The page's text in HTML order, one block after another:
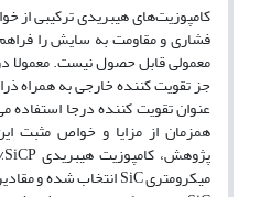
کامپوزیت‌های هیبریدی ترکیبی
فشاری و مقاومت به سایش را
معمولی قابل حصول نیست. معمولا
جز تقویت کننده خارجی به همراه
عنوان تقویت کننده درجا
همزمان از مزایا و خواص مثبت